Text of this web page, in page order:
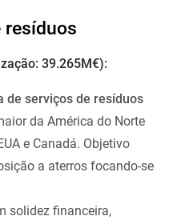
resíduos
39.265M€):
de serviços de resíduos
da América do Norte
e Canadá. Objetivo
a aterros focando-se
solidez financeira,